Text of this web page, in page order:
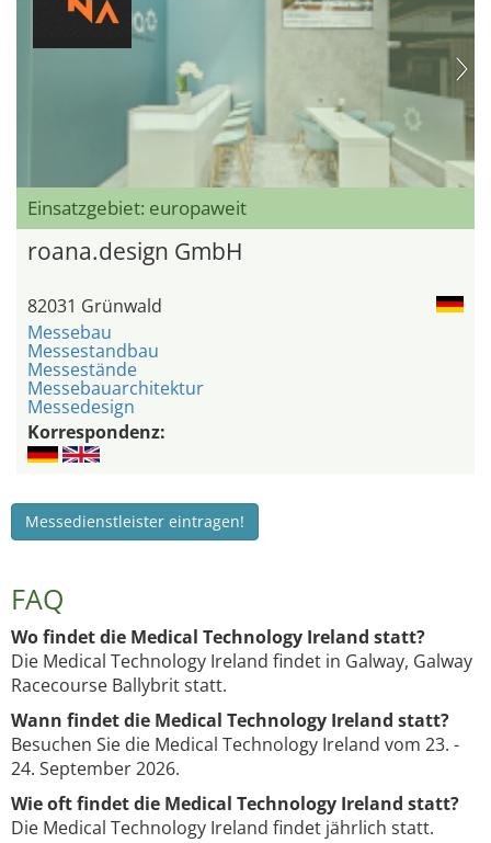
Einsatzgebiet: europaweit
roana.design GmbH
82031 Grünwald
Messebau
Messestandbau
Messestände
Messebauarchitektur
Messedesign
Korrespondenz:
Messedienstleister eintragen!
FAQ
Wo findet die Medical Technology Ireland statt?
Die Medical Technology Ireland findet in Galway, Galway
Racecourse Ballybrit statt.
Wann findet die Medical Technology Ireland statt?
Besuchen Sie die Medical Technology Ireland vom 23. -
24. September 2026.
Wie oft findet die Medical Technology Ireland statt?
Die Medical Technology Ireland findet jährlich statt.